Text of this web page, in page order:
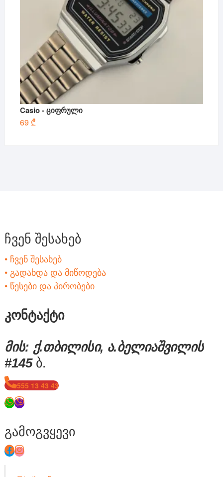
Casio - ციფრული
69 ₾
ჩვენ შესახებ
• ჩვენ შესახებ
• გადახდა და მიწოდება
• წესები და პირობები
კონტაქტი
მის: ქ.თბილისი, ა.ბელიაშვილის
#145ბ.
555 13 43 43
გამოგვყევი